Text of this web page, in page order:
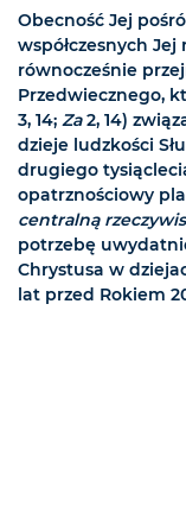
Obecność Jej
współczesnych
równocześnie
Przedwiecznego,
3, 14; Za2, 14)
dzieje ludzkości
drugiego
opatrznościowy
centralną
potrzebę
Chrystusa w
lat przed Rokiem